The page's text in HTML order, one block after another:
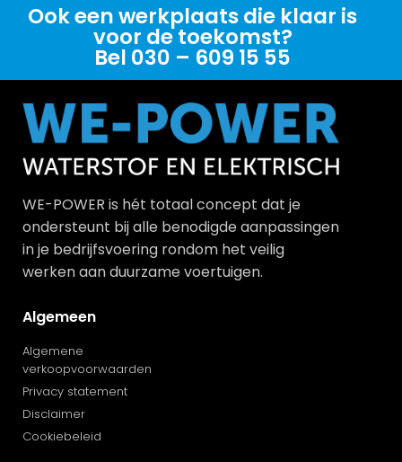
Ook een werkplaats die klaar is
voor de toekomst?
Bel 030 – 609 15 55
WE-POWER is hét totaal concept dat je
ondersteunt bij alle benodigde aanpassingen
in je bedrijfsvoering rondom het veilig
werken aan duurzame voertuigen.
Algemeen
Algemene
verkoopvoorwaarden
Privacy statement
Disclaimer
Cookiebeleid